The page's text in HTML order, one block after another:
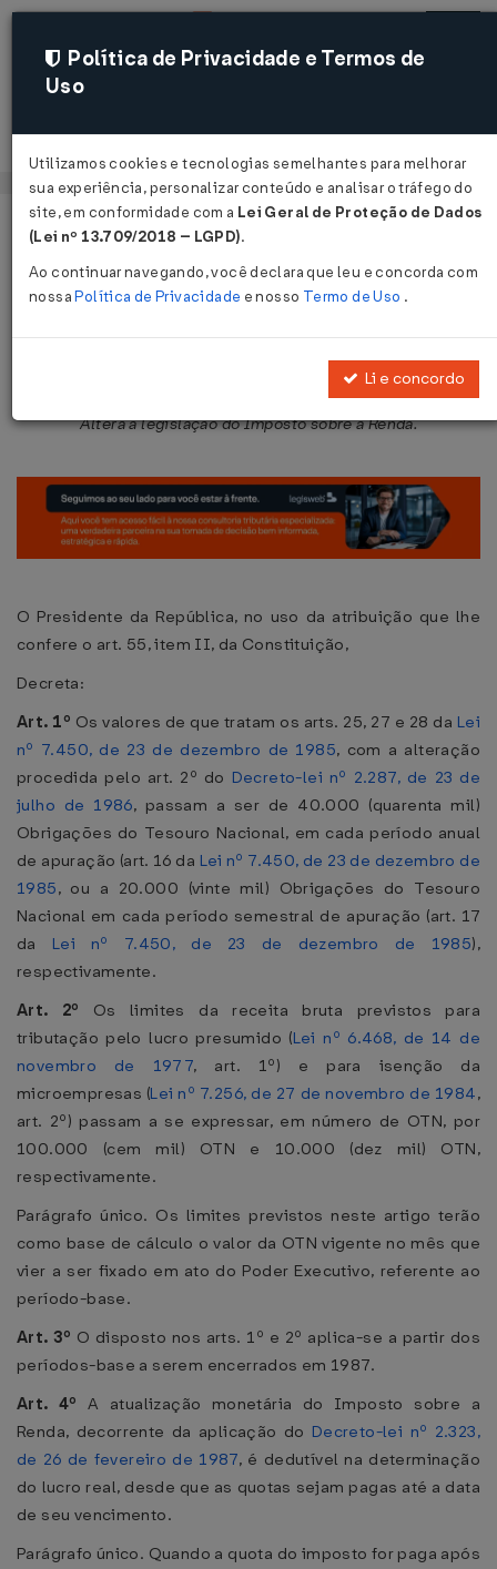
Acessar
Página Inicial Legislações
Decreto-Lei nº 2.325 de 08/04/1987
Publicado no DOU em 9 abr 1987
Altera a legislação do Imposto sobre a Renda.
O Presidente da República, no uso da atribuição que lhe
confere o art. 55, item II, da Constituição,
Decreta:
Art. 1º Os valores de que tratam os arts. 25, 27 e 28 da Lei
nº 7.450, de 23 de dezembro de 1985, com a alteração
procedida pelo art. 2º do Decreto-lei nº 2.287, de 23 de
julho de 1986, passam a ser de 40.000 (quarenta mil)
Obrigações do Tesouro Nacional, em cada período anual
de apuração (art. 16 da Lei nº 7.450, de 23 de dezembro de
1985, ou a 20.000 (vinte mil) Obrigações do Tesouro
Nacional em cada período semestral de apuração (art. 17
da Lei nº 7.450, de 23 de dezembro de 1985),
respectivamente.
Art. 2º Os limites da receita bruta previstos para
tributação pelo lucro presumido (Lei nº 6.468, de 14 de
novembro de 1977, art. 1º) e para isenção da
microempresas (Lei nº 7.256, de 27 de novembro de 1984,
art. 2º) passam a se expressar, em número de OTN, por
100.000 (cem mil) OTN e 10.000 (dez mil) OTN,
respectivamente.
Parágrafo único. Os limites previstos neste artigo terão
como base de cálculo o valor da OTN vigente no mês que
vier a ser fixado em ato do Poder Executivo, referente ao
período-base.
Art. 3º O disposto nos arts. 1º e 2º aplica-se a partir dos
períodos-base a serem encerrados em 1987.
Art. 4ºA atualização monetária do Imposto sobre a
Renda, decorrente da aplicação do Decreto-lei nº 2.323,
de 26 de fevereiro de 1987, é dedutível na determinação
do lucro real, desde que as quotas sejam pagas até a data
de seu vencimento.
Parágrafo único. Quando a quota do imposto for paga após
Política de Privacidade e Termos de
Uso
Utilizamos cookies e tecnologias semelhantes para melhorar
sua experiência, personalizar conteúdo e analisar o tráfego do
site, em conformidade com a Lei Geral de Proteção de Dados
(Lei nº 13.709/2018 – LGPD).
Ao continuar navegando, você declara que leu e concorda com
nossaPolítica de Privacidade e nosso Termo de Uso .
Li e concordo